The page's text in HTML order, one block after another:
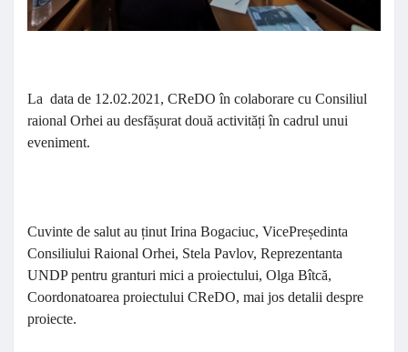
La data de 12.02.2021, CReDO în colaborare cu Consiliul
raional Orhei au desfășurat două activități în cadrul unui
eveniment.
Cuvinte de salut au ținut Irina Bogaciuc, VicePreședinta
Consiliului Raional Orhei, Stela Pavlov, Reprezentanta
UNDP pentru granturi mici a proiectului, Olga Bîtcă,
Coordonatoarea proiectului CReDO, mai jos detalii despre
proiecte.